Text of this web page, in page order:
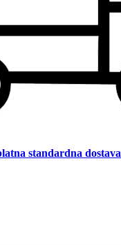
standardna dostava